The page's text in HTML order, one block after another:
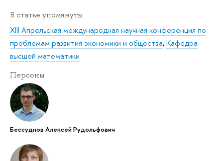
В статье упомянуты
XIII Апрельская международная научная конференция по
проблемам развития экономики и общества,Кафедра
высшей математики
Персоны
Бессуднов Алексей Рудольфович